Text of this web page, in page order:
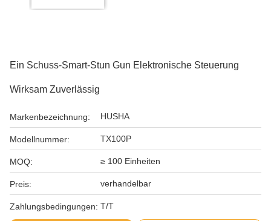
Ein Schuss-Smart-Stun Gun Elektronische Steuerung
Wirksam Zuverlässig
Markenbezeichnung: HUSHA
Modellnummer: TX100P
MOQ: ≥ 100 Einheiten
Preis: verhandelbar
Zahlungsbedingungen: T/T